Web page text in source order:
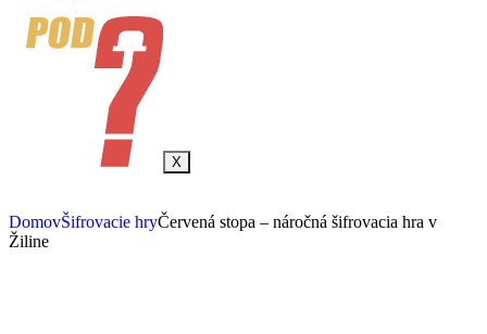
X
DomovŠifrovacie hryČervená stopa – náročná šifrovacia hra v
Žiline